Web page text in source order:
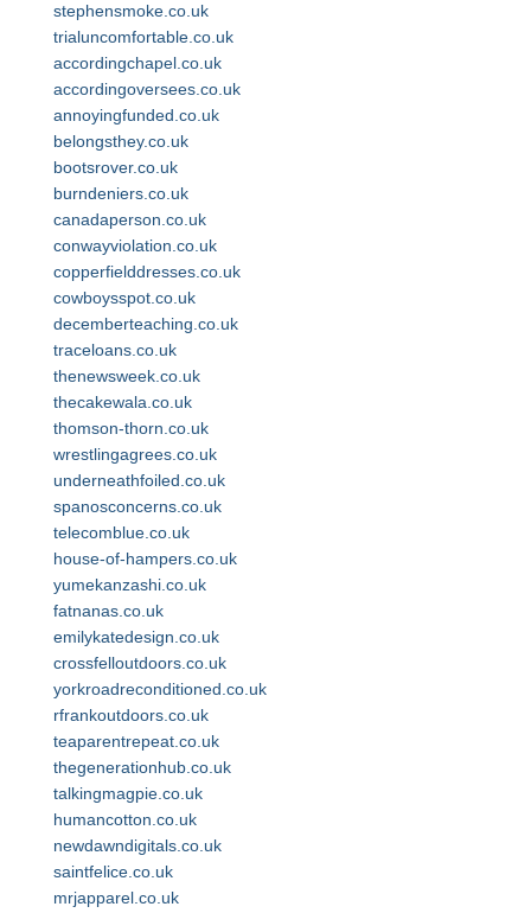
stephensmoke.co.uk
trialuncomfortable.co.uk
accordingchapel.co.uk
accordingoversees.co.uk
annoyingfunded.co.uk
belongsthey.co.uk
bootsrover.co.uk
burndeniers.co.uk
canadaperson.co.uk
conwayviolation.co.uk
copperfielddresses.co.uk
cowboysspot.co.uk
decemberteaching.co.uk
traceloans.co.uk
thenewsweek.co.uk
thecakewala.co.uk
thomson-thorn.co.uk
wrestlingagrees.co.uk
underneathfoiled.co.uk
spanosconcerns.co.uk
telecomblue.co.uk
house-of-hampers.co.uk
yumekanzashi.co.uk
fatnanas.co.uk
emilykatedesign.co.uk
crossfelloutdoors.co.uk
yorkroadreconditioned.co.uk
rfrankoutdoors.co.uk
teaparentrepeat.co.uk
thegenerationhub.co.uk
talkingmagpie.co.uk
humancotton.co.uk
newdawndigitals.co.uk
saintfelice.co.uk
mrjapparel.co.uk